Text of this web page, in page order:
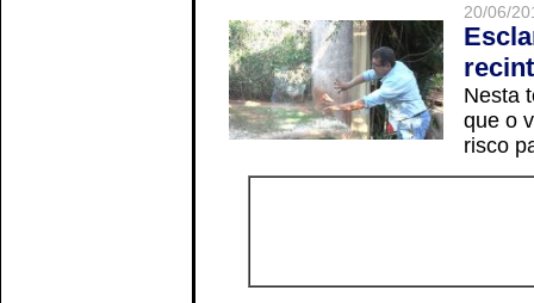
20/06/
Nesta
que o
risco